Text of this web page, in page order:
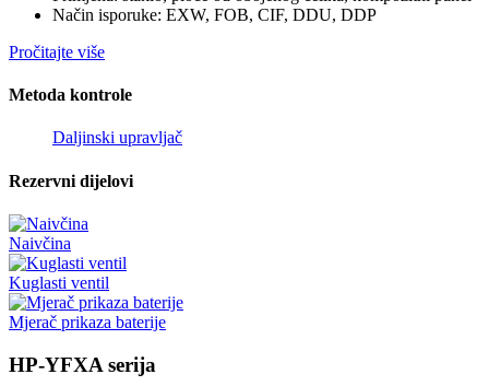
Način isporuke: EXW, FOB, CIF, DDU, DDP
Pročitajte više
Metoda kontrole
Daljinski upravljač
Rezervni dijelovi
Naivčina
Kuglasti ventil
Mjerač prikaza baterije
HP-YFXA serija